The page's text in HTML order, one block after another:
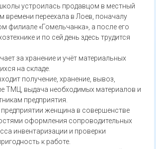
устроилась продавцом в местный
времени переехала в Лоев, поначалу
филиале «Гомельчанка», а после его
и по сей день здесь трудится
за хранение и учёт материальных
на складе.
получение, хранение, вывоз,
ТМЦ, выдача необходимых материалов и
предприятия.
женщина в совершенстве
оформления сопроводительных
инвентаризации и проверки
к работе.